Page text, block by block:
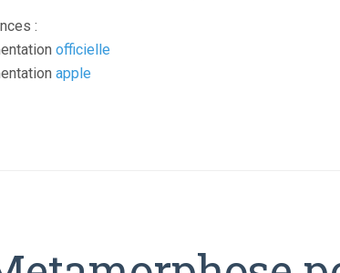
:
officielle
apple